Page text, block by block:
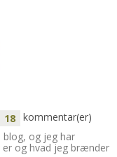
18 kommentar(er)
og jeg har
og hvad jeg brænder